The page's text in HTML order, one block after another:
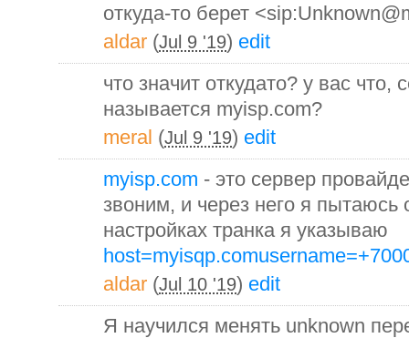
откуда-то берет
aldar (Jul 9 '19) edit
что значит откудато? у вас что,
называется myisp.com?
meral (Jul 9 '19) edit
myisp.com - это сервер
звоним, и через него я пытаюсь
настройках транка я указываю
host=myisqp.com
aldar (Jul 10 '19) edit
Я научился менять unknown